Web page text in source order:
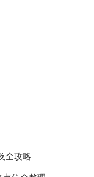
全攻略